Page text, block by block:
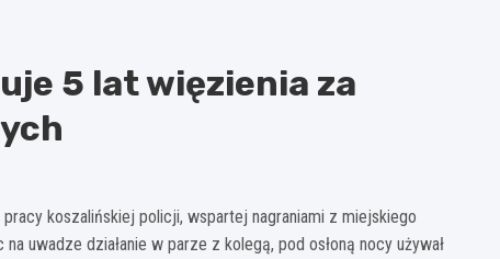
5 lat więzienia za
koszalińskiej policji, wspartej nagraniami z miejskiego
uwadze działanie w parze z kolegą, pod osłoną nocy używał